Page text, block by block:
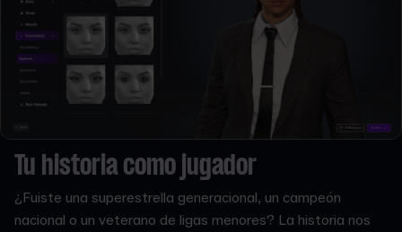
Tu historia como jugador
¿Fuiste una superestrella generacional, un campeón
nacional o un veterano de ligas menores? La historia nos